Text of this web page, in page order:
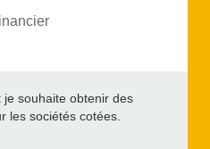
je souhaite obtenir des
les sociétés cotées.